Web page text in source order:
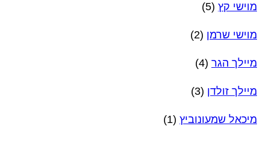
מוישי קץ (5)
מוישי שרמן (2)
מיילך הגר (4)
מיילך זולדן (3)
מיכאל שמעונוביץ (1)